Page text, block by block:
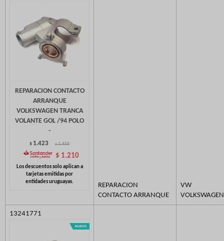
REPARACION CONTACTO
ARRANQUE
VOLKSWAGEN TRANCA
VOLANTE GOL /94 POLO
-
$ 1.423 $ 1.458
$ 1.210
REPARACION
CONTACTO ARRANQUE
VW
VOLKSWAGEN
13241771